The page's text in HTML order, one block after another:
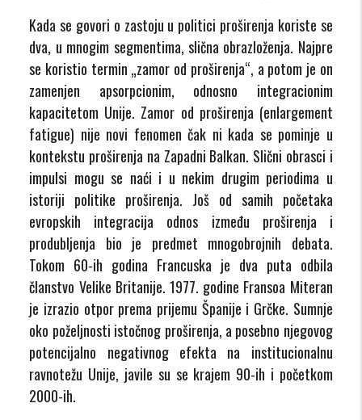
Kada se govori o zastoju u politici proširenja koriste se
dva, u mnogim segmentima, slična obrazloženja. Najpre
se koristio termin „zamor od proširenja“, a potom je on
zamenjen apsorpcionim, odnosno integracionim
kapacitetom Unije. Zamor od proširenja (enlargement
fatigue) nije novi fenomen čak ni kada se pominje u
kontekstu proširenja na Zapadni Balkan. Slični obrasci i
impulsi mogu se naći i u nekim drugim periodima u
istoriji politike proširenja. Još od samih početaka
evropskih integracija odnos između proširenja i
produbljenja bio je predmet mnogobrojnih debata.
Tokom 60-ih godina Francuska je dva puta odbila
članstvo Velike Britanije. 1977. godine Fransoa Miteran
je izrazio otpor prema prijemu Španije i Grčke. Sumnje
oko poželjnosti istočnog proširenja, a posebno njegovog
potencijalno negativnog efekta na institucionalnu
ravnotežu Unije, javile su se krajem 90-ih i početkom
2000-ih.